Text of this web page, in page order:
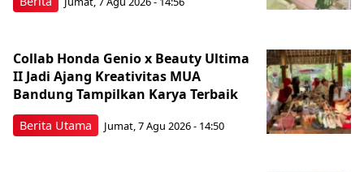
Berita Utama
Collab Honda Genio x Beauty Ultima
II Jadi Ajang Kreativitas MUA
Bandung Tampilkan Karya Terbaik
Jumat, 7 Agu 2026 - 14:50